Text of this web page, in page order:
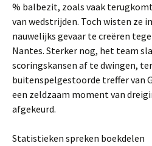
% balbezit, zoals vaak
van wedstrijden. Toch wisten ze
nauwelijks gevaar te creëren
Nantes. Sterker nog, het team
scoringskansen af te dwingen,
buitenspelgestoorde treffer van
een zeldzaam moment van
afgekeurd.
Statistieken spreken boekdelen